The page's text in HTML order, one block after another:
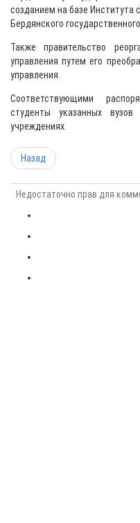
созданием на базе Института
Бердянского
Также правительство
управления путем его
управления.
Соответствующими
студенты указанных
учреждениях.
Назад
Недостаточно прав для